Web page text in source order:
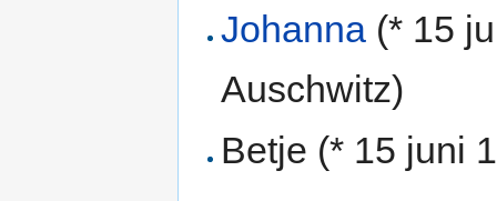
Johanna (* 15
Auschwitz)
Betje (* 15 juni